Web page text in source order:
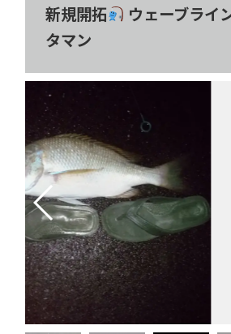
新規開拓
ウェーブライ
タマン